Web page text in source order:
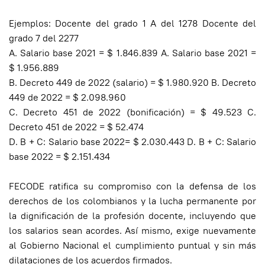
Ejemplos: Docente del grado 1 A del 1278 Docente del
grado 7 del 2277
A. Salario base 2021 = $ 1.846.839 A. Salario base 2021 =
$ 1.956.889
B. Decreto 449 de 2022 (salario) = $ 1.980.920 B. Decreto
449 de 2022 = $ 2.098.960
C. Decreto 451 de 2022 (bonificación) = $ 49.523 C.
Decreto 451 de 2022 = $ 52.474
D. B + C: Salario base 2022= $ ​​2.030.443 D. B + C: Salario
base 2022 = $ 2.151.434
FECODE ratifica su compromiso con la defensa de los
derechos de los colombianos y la lucha permanente por
la dignificación de la profesión docente, incluyendo que
los salarios sean acordes. Así mismo, exige nuevamente
al Gobierno Nacional el cumplimiento puntual y sin más
dilataciones de los acuerdos firmados.